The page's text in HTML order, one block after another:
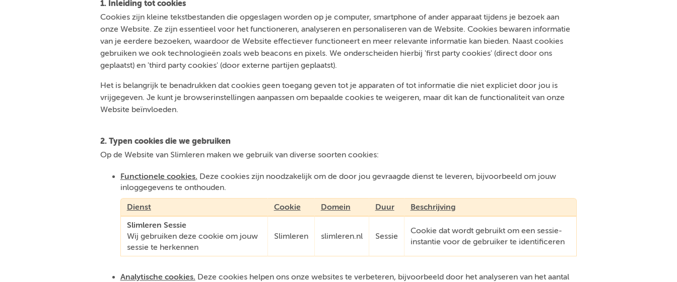
1. Inleiding tot cookies
Cookies zijn kleine tekstbestanden die opgeslagen worden op je computer, smartphone of ander apparaat tijdens je bezoek aan
onze Website. Ze zijn essentieel voor het functioneren, analyseren en personaliseren van de Website. Cookies bewaren informatie
van je eerdere bezoeken, waardoor de Website effectiever functioneert en meer relevante informatie kan bieden. Naast cookies
gebruiken we ook technologieën zoals web beacons en pixels. We onderscheiden hierbij 'first party cookies' (direct door ons
geplaatst) en 'third party cookies' (door externe partijen geplaatst).
Het is belangrijk te benadrukken dat cookies geen toegang geven tot je apparaten of tot informatie die niet expliciet door jou is
vrijgegeven. Je kunt je browserinstellingen aanpassen om bepaalde cookies te weigeren, maar dit kan de functionaliteit van onze
Website beïnvloeden.
2. Typen cookies die we gebruiken
Op de Website van Slimleren maken we gebruik van diverse soorten cookies:
Functionele cookies. Deze cookies zijn noodzakelijk om de door jou gevraagde dienst te leveren, bijvoorbeeld om jouw
inloggegevens te onthouden.
Dienst Cookie Domein Duur
Beschrijving
Slimleren Sessie
Wij gebruiken deze cookie om jouw
sessie te herkennen
Slimleren slimleren.nl Sessie
Cookie dat wordt gebruikt om een sessie-
instantie voor de gebruiker te identificeren
Analytische cookies. Deze cookies helpen ons onze websites te verbeteren, bijvoorbeeld door het analyseren van het aantal